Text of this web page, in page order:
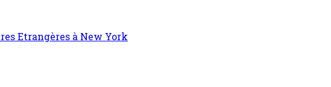
Etrangères à New York